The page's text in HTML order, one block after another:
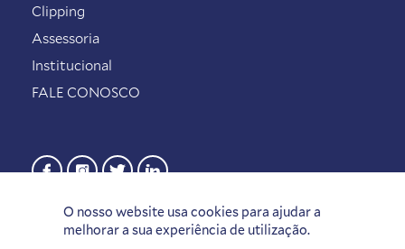
O nosso website usa cookies para ajudar a
melhorar a sua experiência de utilização.
Clipping
Assessoria
Institucional
FALE CONOSCO